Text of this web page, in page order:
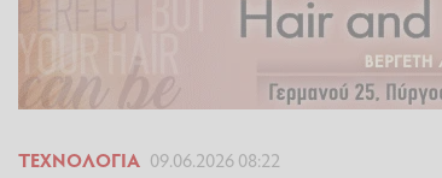
ΤΕΧΝΟΛΟΓΊΑ 09.06.2026 08:22